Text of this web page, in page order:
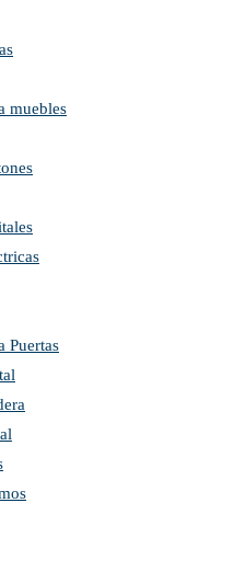
muebles
Puertas